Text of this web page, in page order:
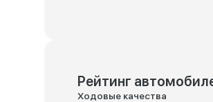
Рейтинг
Ходовые качества